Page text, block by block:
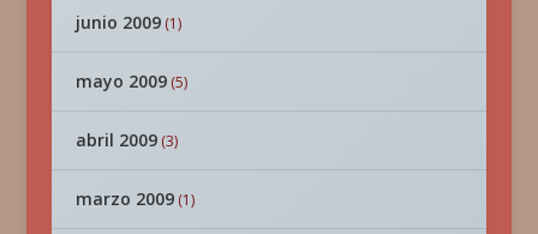
junio 2009(1)
mayo 2009(5)
abril 2009(3)
marzo 2009(1)